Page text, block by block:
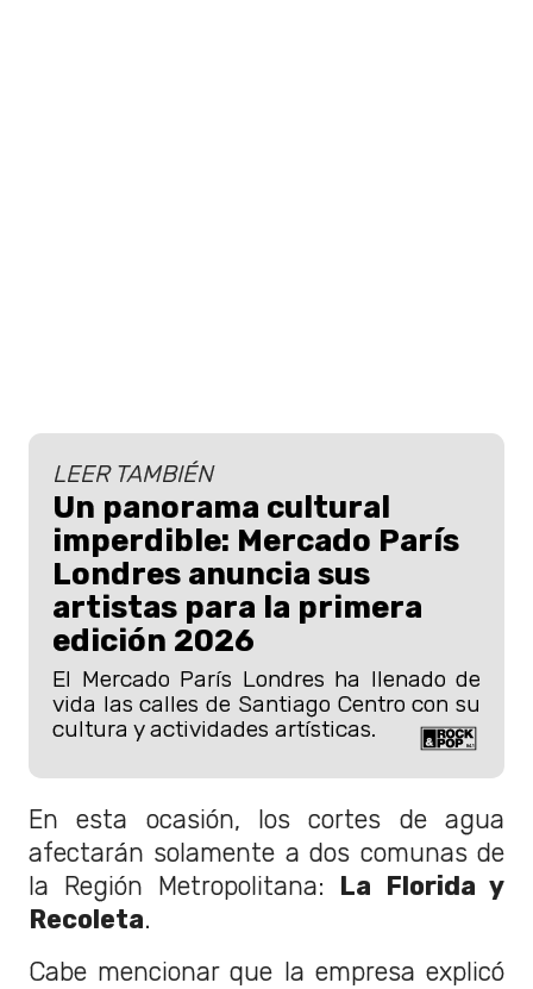
LEER TAMBIÉN
Un panorama cultural
imperdible: Mercado París
Londres anuncia sus
artistas para la primera
edición 2026
El Mercado París Londres ha llenado de
vida las calles de Santiago Centro con su
cultura y actividades artísticas.
En esta ocasión, los cortes de agua
afectarán solamente a dos comunas de
la Región Metropolitana: La Florida y
Recoleta.
Cabe mencionar que la empresa explicó